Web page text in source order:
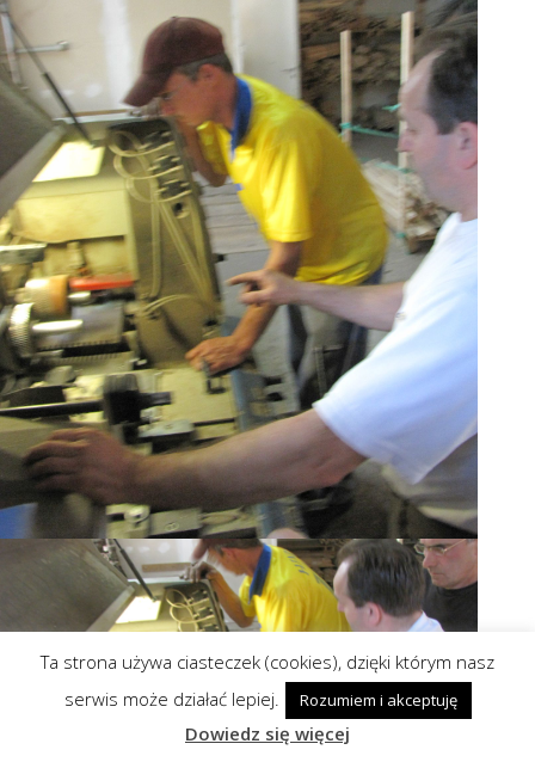
Ta strona używa ciasteczek (cookies), dzięki którym nasz
serwis może działać lepiej.
Rozumiem i akceptuję
Dowiedz się więcej